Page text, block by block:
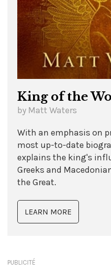
King of the
by Matt Waters
With an emphasis on
most up-to-date
explains the king's
Greeks and
the Great.
LEARN MORE
PUBLICITÉ